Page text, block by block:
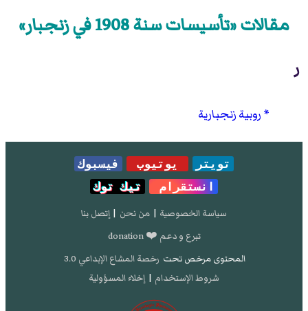
مقالات «تأسيسات سنة 1908 في زنجبار»
ر
روبية زنجبارية
تويتر يوتيوب
فيسبوك
انستقرام
تيك توك
سياسة الخصوصية | من نحن | إتصل بنا
تبرع و دعم ❤️ donation
المحتوى مرخص تحت رخصة المشاع الإبداعي 3.0
شروط الإستخدام | إخلاء المسؤولية